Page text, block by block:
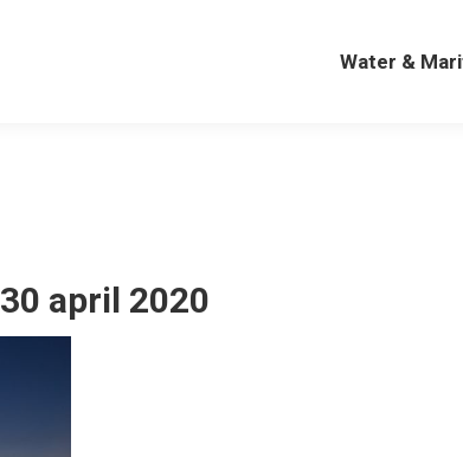
Water &
30 april 2020
Water &